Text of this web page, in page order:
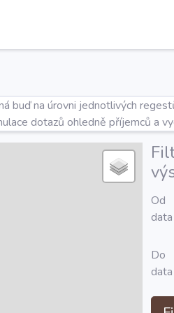
buď na úrovni jednotlivých
dotazů ohledně příjemců a
Od
data
Do
data